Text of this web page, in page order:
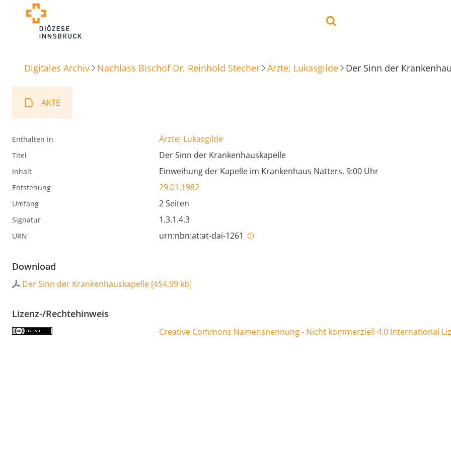
Digitales Archiv Nachlass Bischof Dr. Reinhold Stecher Ärzte; Lukasgilde Der Sinn der
AKTE
Enthalten in Ärzte; Lukasgilde
Titel Der Sinn der Krankenhauskapelle
Inhalt Einweihung der Kapelle im Krankenhaus Natters, 9:00 Uhr
Entstehung 29.01.1982
Umfang 2 Seiten
Signatur 1.3.1.4.3
URN urn:nbn:at:at-dai-1261
Download
Der Sinn der Krankenhauskapelle [454,99 kb]
Lizenz-/Rechtehinweis
Creative Commons Namensnennung - Nicht kommerziell 4.0 International